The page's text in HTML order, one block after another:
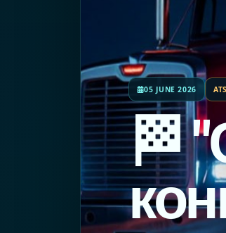
05 JUNE 2026 ATS
🏁